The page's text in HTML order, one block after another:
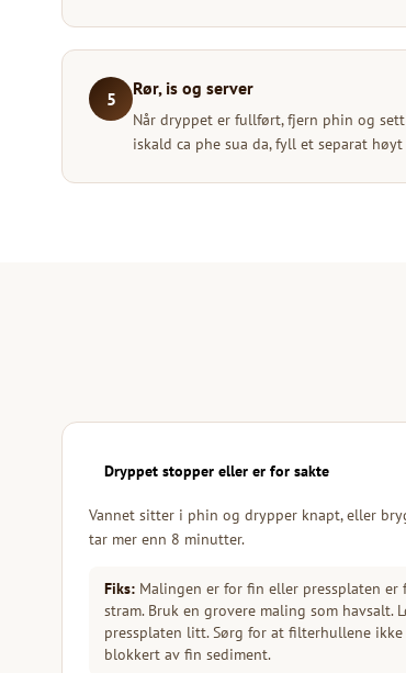
5 Rør, is og server
Når dryppet er fullført, fjern phin og
iskald ca phe sua da, fyll et separat
Dryppet stopper eller er for sakte
Vannet sitter i phin og drypper knapt, eller
tar mer enn 8 minutter.
Fiks: Malingen er for fin eller pressplaten er
stram. Bruk en grovere maling som havsalt.
pressplaten litt. Sørg for at filterhullene ikke
blokkert av fin sediment.